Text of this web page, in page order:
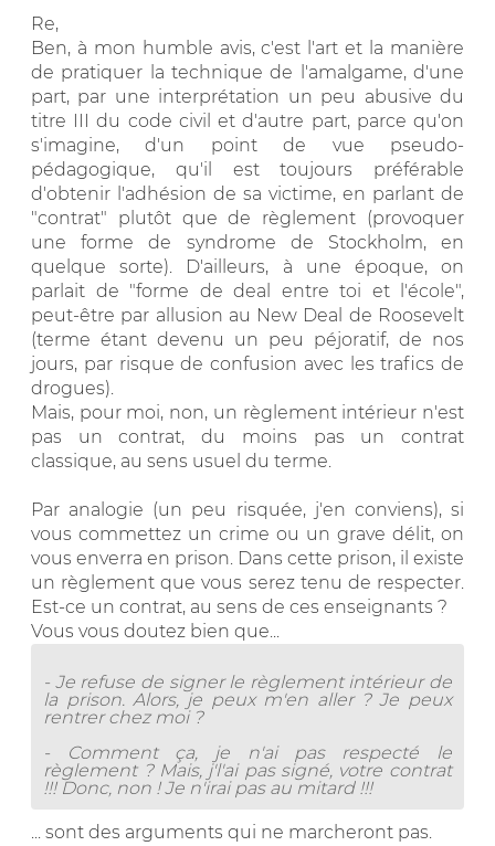
Re,
Ben, à mon humble avis, c'est l'art et la manière
de pratiquer la technique de l'amalgame, d'une
part, par une interprétation un peu abusive du
titre III du code civil et d'autre part, parce qu'on
s'imagine, d'un point de vue pseudo-
pédagogique, qu'il est toujours préférable
d'obtenir l'adhésion de sa victime, en parlant de
"contrat" plutôt que de règlement (provoquer
une forme de syndrome de Stockholm, en
quelque sorte). D'ailleurs, à une époque, on
parlait de "forme de deal entre toi et l'école",
peut-être par allusion au New Deal de Roosevelt
(terme étant devenu un peu péjoratif, de nos
jours, par risque de confusion avec les trafics de
drogues).
Mais, pour moi, non, un règlement intérieur n'est
pas un contrat, du moins pas un contrat
classique, au sens usuel du terme.
Par analogie (un peu risquée, j'en conviens), si
vous commettez un crime ou un grave délit, on
vous enverra en prison. Dans cette prison, il existe
un règlement que vous serez tenu de respecter.
Est-ce un contrat, au sens de ces enseignants ?
Vous vous doutez bien que...
- Je refuse de signer le règlement intérieur de
la prison. Alors, je peux m'en aller ? Je peux
rentrer chez moi ?
- Comment ça, je n'ai pas respecté le
règlement ? Mais, j'l'ai pas signé, votre contrat
!!! Donc, non ! Je n'irai pas au mitard !!!
... sont des arguments qui ne marcheront pas.